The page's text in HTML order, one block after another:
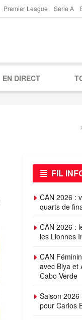
Premier League Serie A
EN DIRECT
FIL
CAN 2026 :
quarts de
CAN 2026 :
les Lionnes
CAN
avec Biya et
Cabo Verde
Saison 2026
pour Carlos